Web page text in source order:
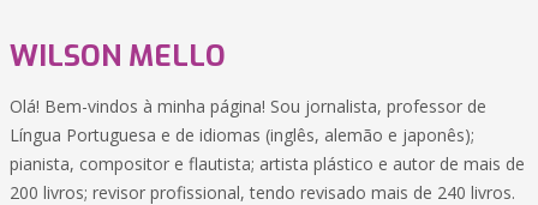
WILSON MELLO
Olá! Bem-vindos à minha página! Sou jornalista, professor de
Língua Portuguesa e de idiomas (inglês, alemão e japonês);
pianista, compositor e flautista; artista plástico e autor de mais de
200 livros; revisor profissional, tendo revisado mais de 240 livros.